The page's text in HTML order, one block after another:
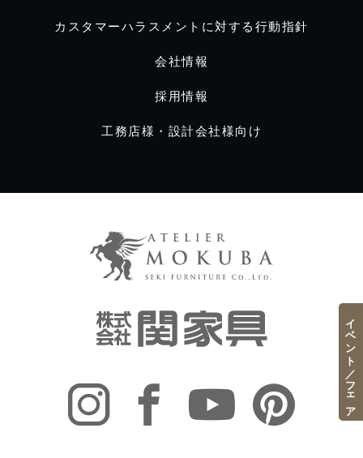
カスタマーハラスメントに対する行動指針
会社情報
採用情報
工務店様・設計会社様向け
イベント／フェア